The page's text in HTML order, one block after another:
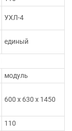
УХЛ-4
единый
модуль
600 х 630 х 1450
110